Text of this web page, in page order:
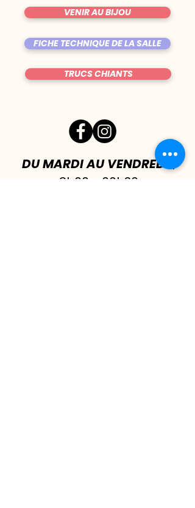
VENIR AU BIJOU
FICHE TECHNIQUE DE LA SALLE
TRUCS CHIANTS
DU MARDI AU VENDREDI |
8h00 - 00h30